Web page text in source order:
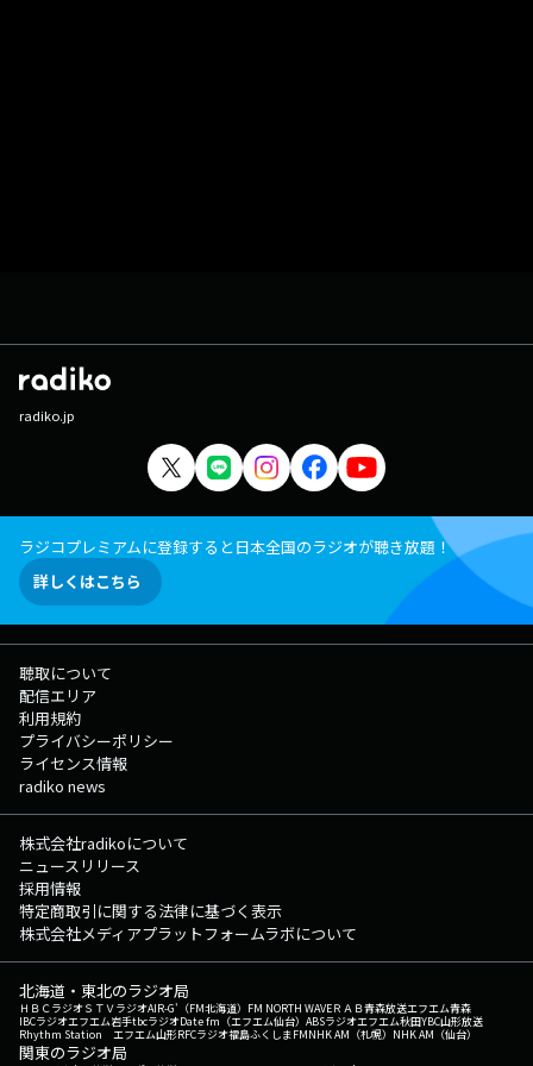
radiko.jp
ラジコプレミアムに登録すると日本全国のラジオが聴き放題！
詳しくはこちら
聴取について
配信エリア
利用規約
プライバシーポリシー
ライセンス情報
radiko news
株式会社radikoについて
ニュースリリース
採用情報
特定商取引に関する法律に基づく表示
株式会社メディアプラットフォームラボについて
北海道・東北のラジオ局
ＨＢＣラジオＳＴＶラジオAIR-G'（FM北海道） FM NORTH WAVEＲＡＢ青森放送エフエム青森
IBCラジオエフエム岩手tbcラジオDate fm（エフエム仙台） ABSラジオエフエム秋田YBC山形放送
Rhythm Station エフエム山形RFCラジオ福島ふくしまFMNHK AM（札幌） NHK AM（仙台）
関東のラジオ局